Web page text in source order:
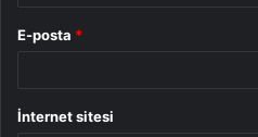
E-posta *
İnternet sitesi